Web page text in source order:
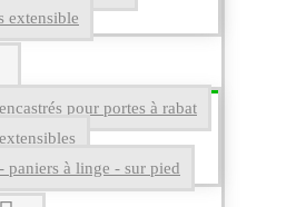
extensible
pour portes à rabat
paniers à linge - sur pied